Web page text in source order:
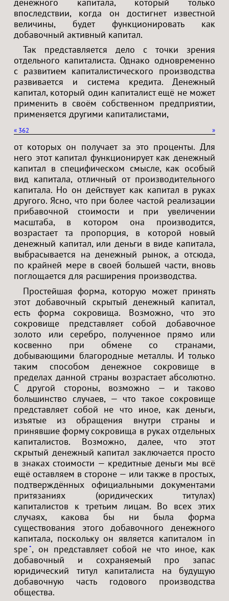
впоследствии, когда он достигнет известной
величины, будет функционировать как
добавочный активный капитал.
Так представляется дело с точки зрения
отдельного капиталиста. Однако одновременно
с развитием капиталистического производства
развивается и система кредита. Денежный
капитал, который один капиталист ещё не может
применить в своём собственном предприятии,
применяется другими капиталистами,
« »
362
от которых он получает за это проценты. Для
него этот капитал функционирует как денежный
капитал в специфическом смысле, как особый
вид капитала, отличный от производительного
капитала. Но он действует как капитал в руках
другого. Ясно, что при более частой реализации
прибавочной стоимости и при увеличении
масштаба, в котором она производится,
возрастает та пропорция, в которой новый
денежный капитал, или деньги в виде капитала,
выбрасывается на денежный рынок, а отсюда,
по крайней мере в своей большей части, вновь
поглощается для расширения производства.
Простейшая форма, которую может принять
этот добавочный скрытый денежный капитал,
есть форма сокровища. Возможно, что это
сокровище представляет собой добавочное
золото или серебро, полученное прямо или
косвенно при обмене со странами,
добывающими благородные металлы. И только
таким способом денежное сокровище в
пределах данной страны возрастает абсолютно.
С другой стороны, возможно — и таково
большинство случаев, — что такое сокровище
представляет собой не что иное, как деньги,
изъятые из обращения внутри страны и
принявшие форму сокровища в руках отдельных
капиталистов. Возможно, далее, что этот
скрытый денежный капитал заключается просто
в знаках стоимости — кредитные деньги мы всё
ещё оставляем в стороне — или также в простых,
подтверждённых официальными документами
притязаниях (юридических титулах)
капиталистов к третьим лицам. Во всех этих
случаях, какова бы ни была форма
существования этого добавочного денежного
капитала, поскольку он является капиталом in
spe*, он представляет собой не что иное, как
добавочный и сохраняемый про запас
юридический титул капиталиста на будущую
добавочную часть годового производства
общества.